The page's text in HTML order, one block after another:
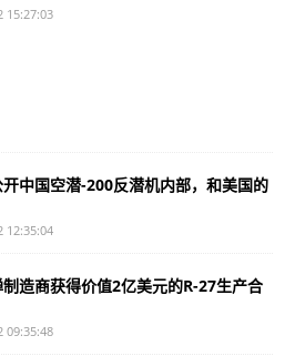
15:27:03
中国空潜-200反潜机内部，和美国的
12:35:04
造商获得价值2亿美元的R-27生产合
09:35:48